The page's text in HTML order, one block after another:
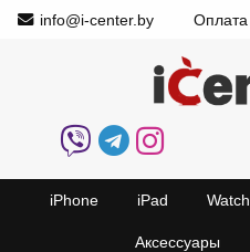
info@i-center.by Оплата
iPhone iPad Watch
Аксессуары